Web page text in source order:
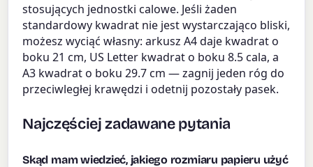
stosujących jednostki calowe. Jeśli żaden
standardowy kwadrat nie jest wystarczająco bliski,
możesz wyciąć własny: arkusz A4 daje kwadrat o
boku 21 cm, US Letter kwadrat o boku 8.5 cala, a
A3 kwadrat o boku 29.7 cm — zagnij jeden róg do
przeciwległej krawędzi i odetnij pozostały pasek.
Najczęściej zadawane pytania
Skąd mam wiedzieć, jakiego rozmiaru papieru użyć